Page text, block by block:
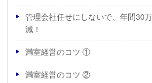
管理会社任せにしないで、年間30
減！
満室経営のコツ ①
満室経営のコツ ②